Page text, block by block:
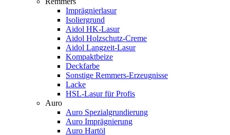
Imprägnierlasur
Isoliergrund
Aidol HK-Lasur
Aidol Holzschutz-Creme
Aidol Langzeit-Lasur
Kompaktbeize
Deckfarbe
Sonstige Remmers-Erzeugnisse
Lacke
HSL-Lasur für Profis
Auro
Auro Spezialgrundierung
Auro Imprägnierung
Auro Hartöl